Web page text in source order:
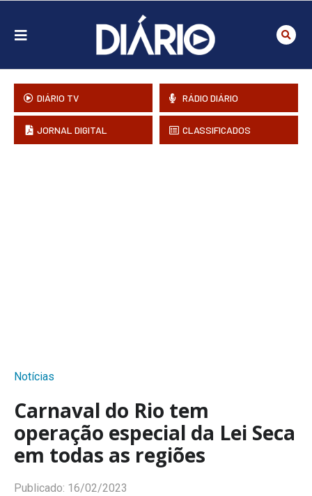
DIÁRIO TV RÁDIO DIÁRIO
JORNAL DIGITAL CLASSIFICADOS
Notícias
Carnaval do Rio tem
operação especial da Lei Seca
em todas as regiões
Publicado: 16/02/2023